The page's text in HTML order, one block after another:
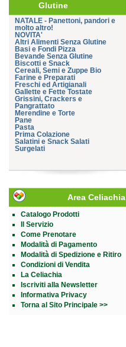
Glutine
NATALE - Panettoni, pandori e
molto altro!
NOVITA'
Altri Alimenti Senza Glutine
Basi e Fondi Pizza
Bevande Senza Glutine
Biscotti e Snack
Cereali, Semi e Zuppe Bio
Farine e Preparati
Freschi ed Artigianali
Gallette e Fette Tostate
Grissini, Crackers e
Pangrattato
Merendine e Torte
Pane
Pasta
Prima Colazione
Salatini e Snack Salati
Surgelati
Area Celiachia
Catalogo Prodotti
Il Servizio
Come Prenotare
Modalità di Pagamento
Modalità di Spedizione e Ritiro
Condizioni di Vendita
La Celiachia
Iscriviti alla Newsletter
Informativa Privacy
Torna al Sito Principale >>